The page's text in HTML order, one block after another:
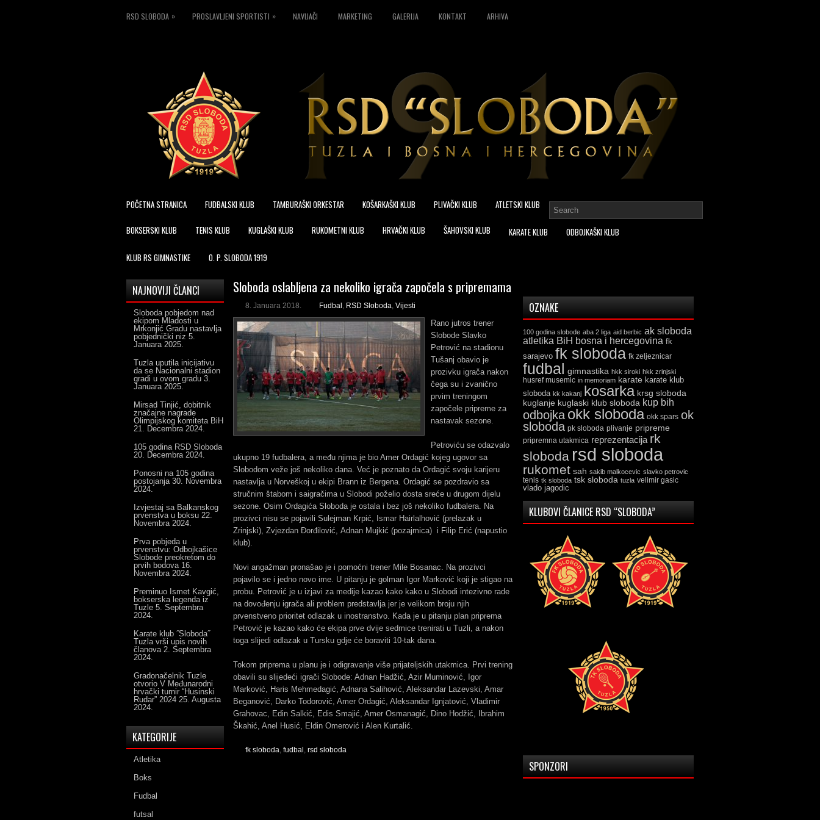
RSD SLOBODA » PROSLAVLJENI SPORTISTI » NAVIJAČI MARKETING GALERIJA KONTAKT ARHIVA
POČETNA STRANICA FUDBALSKI KLUB TAMBURAŠKI ORKESTAR KOŠARKAŠKI KLUB PLIVAČKI KLUB ATLETSKI KLUB
BOKSERSKI KLUB TENIS KLUB KUGLAŠKI KLUB RUKOMETNI KLUB HRVAČKI KLUB ŠAHOVSKI KLUB KARATE KLUB ODBOJKAŠKI KLUB
KLUB RS GIMNASTIKE O. P. SLOBODA 1919
Sloboda oslabljena za nekoliko igrača započela s pripremama
8. Januara 2018. Fudbal , RSD Sloboda, Vijesti
Rano jutros trener
Slobode Slavko
Petrović na stadionu
Tušanj obavio je
prozivku igrača nakon
čega su i zvanično
prvim treningom
započele pripreme za
nastavak sezone.
Petroviću se odazvalo
ukupno 19 fudbalera, a među njima je bio Amer Ordagić kojeg ugovor sa
Slobodom veže još nekoliko dana. Već je poznato da Ordagić svoju karijeru
nastavlja u Norveškoj u ekipi Brann iz Bergena. Ordagić se pozdravio sa
stručnim štabom i saigračima u Slobodi poželio dosta sreće u drugom dijelu
sezone. Osim Ordagića Sloboda je ostala i bez još nekoliko fudbalera. Na
prozivci nisu se pojavili Sulejman Krpić, Ismar Hairlalhović (prelazak u
Zrinjski), Zvjezdan Đorđilović, Adnan Mujkić (pozajmica) i Filip Erić (napustio
klub).
Novi angažman pronašao je i pomoćni trener Mile Bosanac. Na prozivci
pojavilo se i jedno novo ime. U pitanju je golman Igor Marković koji je stigao na
probu. Petrović je u izjavi za medije kazao kako kako u Slobodi intezivno rade
na dovođenju igrača ali problem predstavlja jer je velikom broju njih
prvenstveno prioritet odlazak u inostranstvo. Kada je u pitanju plan priprema
Petrović je kazao kako će ekipa prve dvije sedmice trenirati u Tuzli, a nakon
toga slijedi odlazak u Tursku gdje će boraviti 10-tak dana.
Tokom priprema u planu je i odigravanje više prijateljskih utakmica. Prvi trening
obavili su slijedeći igrači Slobode: Adnan Hadžić, Azir Muminović, Igor
Marković, Haris Mehmedagić, Adnana Salihović, Aleksandar Lazevski, Amar
Beganović, Darko Todorović, Amer Ordagić, Aleksandar Ignjatović, Vladimir
Grahovac, Edin Salkić, Edis Smajić, Amer Osmanagić, Dino Hodžić, Ibrahim
Škahić, Anel Husić, Eldin Omerović i Alen Kurtalić.
fk sloboda, fudbal , rsd sloboda
NAJNOVIJI ČLANCI
Sloboda pobjedom nad
ekipom Mladosti u
Mrkonjić Gradu nastavlja
pobjednički niz 5.
Januara 2025.
Tuzla uputila inicijativu
da se Nacionalni stadion
gradi u ovom gradu 3.
Januara 2025.
Mirsad Tinjić, dobitnik
značajne nagrade
Olimpijskog komiteta BiH
21. Decembra 2024.
105 godina RSD Sloboda
20. Decembra 2024.
Ponosni na 105 godina
postojanja 30. Novembra
2024.
Izvjestaj sa Balkanskog
prvenstva u boksu 22.
Novembra 2024.
Prva pobjeda u
prvenstvu: Odbojkašice
Slobode preokretom do
prvih bodova 16.
Novembra 2024.
Preminuo Ismet Kavgić,
bokserska legenda iz
Tuzle 5. Septembra
2024.
Karate klub ˝Sloboda˝
Tuzla vrši upis novih
članova 2. Septembra
2024.
Gradonačelnik Tuzle
otvorio V Međunarodni
hrvački turnir “Husinski
Rudar” 2024 25. Augusta
2024.
KATEGORIJE
Atletika
Boks
Fudbal
futsal
OZNAKE
100 godina slobode aba 2 liga aid berbic ak sloboda
atletika BiH bosna i hercegovina fk
sarajevo fk sloboda fk zeljeznicar
fudbal gimnastika hkk siroki hkk zrinjski
husref musemic in memoriam karate karate klub
sloboda kk kakanj kosarka krsg sloboda
kuglanje kuglaski klub sloboda kup bih
odbojka okk sloboda okk spars ok
sloboda pk sloboda plivanje pripreme
pripremna utakmica reprezentacija rk
sloboda rsd sloboda
rukomet sah sakib malkocevic slavko petrovic
tenis tk sloboda tsk sloboda tuzla velimir gasic
vlado jagodic
KLUBOVI ČLANICE RSD “SLOBODA”
SPONZORI